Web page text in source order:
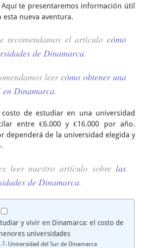
te presentaremos información útil
nueva aventura.
recomendamos el artículo cómo
de Dinamarca.
leercómo obtener una
Dinamarca.
costo de estudiar en una universidad
entre €6.000 y €16.000 por año.
dependerá de la universidad elegida y
leer nuestro artículo sobre las
de Dinamarca.
y vivir en Dinamarca: el costo de
universidades
Universidad del Sur de Dinamarca